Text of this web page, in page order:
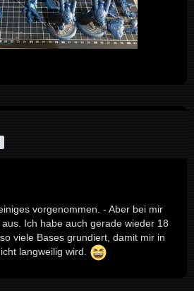
vorgenommen. - Aber bei mir
Ich habe auch gerade wieder 18
viele Bases grundiert, damit mir in
langweilig wird.